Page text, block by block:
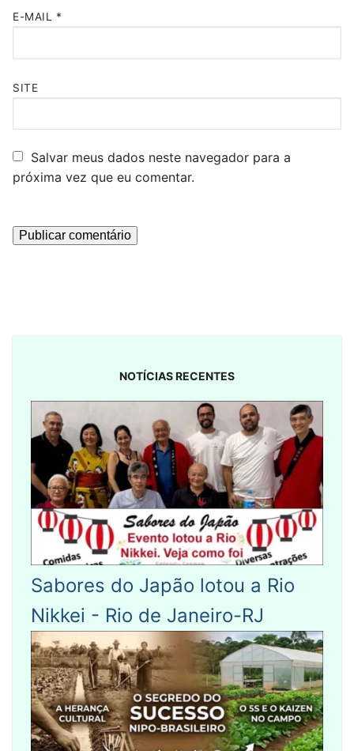
E-MAIL *
SITE
Salvar meus dados neste navegador para a
próxima vez que eu comentar.
NOTÍCIAS RECENTES
Sabores do Japão lotou a Rio
Nikkei - Rio de Janeiro-RJ